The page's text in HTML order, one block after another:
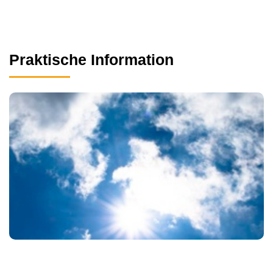
Praktische Information